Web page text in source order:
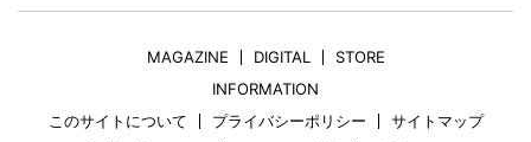
MAGAZINE DIGITAL
STORE
INFORMATION
このサイトについて
プライバシーポリシー
サイトマップ